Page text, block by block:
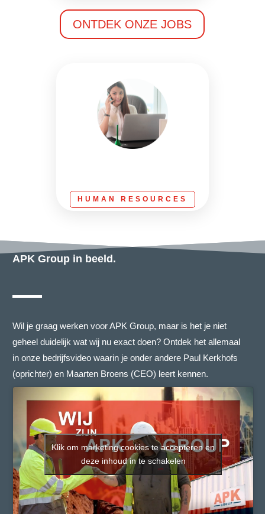
ONTDEK ONZE JOBS
HUMAN RESOURCES
APK Group in beeld.
Wil je graag werken voor APK Group, maar is het je niet
geheel duidelijk wat wij nu exact doen? Ontdek het allemaal
in onze bedrijfsvideo waarin je onder andere Paul Kerkhofs
(oprichter) en Maarten Broens (CEO) leert kennen.
Klik om marketing cookies te accepteren en
deze inhoud in te schakelen